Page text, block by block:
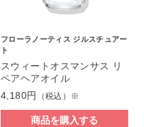
フローラノーティス ジルスチュアー
ト
スウィートオスマンサス リ
ペアヘアオイル
4,180円
（税込）※
商品を購入する